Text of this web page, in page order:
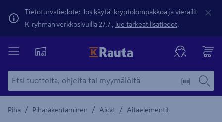
Tietoturvatiedote: Jos käytät kryptolompakkoa ja vierailit
K-ryhmän verkkosivuilla 27.7., lue tärkeät lisätiedot.
Piha / Piharakentaminen / Aidat / Aitaelementit